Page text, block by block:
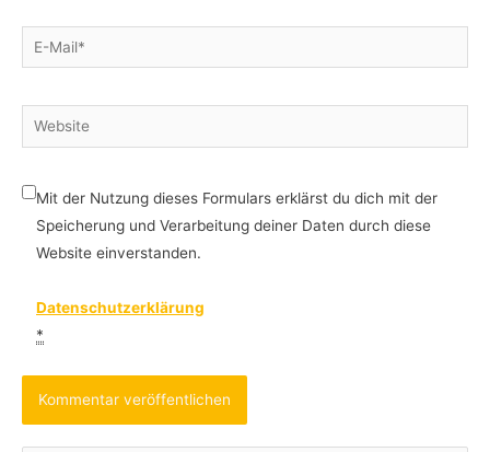
E-
Mail*
Website
Mit der Nutzung dieses Formulars erklärst du dich mit der
Speicherung und Verarbeitung deiner Daten durch diese
Website einverstanden.
Datenschutzerklärung
*